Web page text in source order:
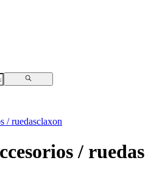
/ ruedasclaxon
/ ruedas